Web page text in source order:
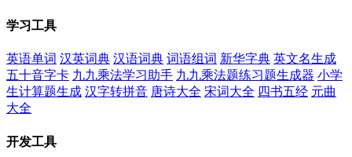
学习工具
英语单词 汉英词典 汉语词典 词语组词 新华字典 英文名生成
五十音字卡 九九乘法学习助手 九九乘法题练习题生成器 小学
生计算题生成 汉字转拼音 唐诗大全 宋词大全 四书五经 元曲
大全
开发工具